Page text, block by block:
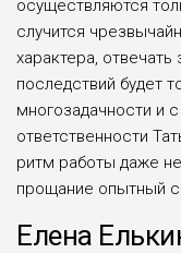
осуществля­ются
случится
характера,
последствий будет
многозадачно­сти и
ответственности
ритм работы даже
прощание опыт­ный
Елена